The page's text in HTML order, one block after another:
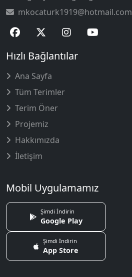
mkocaturk1919@hotmail.com
Hızlı Bağlantılar
Ana Sayfa
Tüm Terimler
Terim Öner
Projemiz
Hakkımızda
İletişim
Mobil Uygulamamız
Şimdi İndirin
Google Play
Şimdi İndirin
App Store